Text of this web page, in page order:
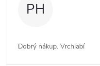
PH
Dobrý nákup. Vrchlabí